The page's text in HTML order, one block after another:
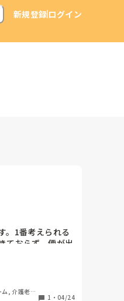
新規登録ログイン
。1番考えられる
ておらず、便が出
くらいしかない
てしまうので、
, 介護老人
1 ・ 04/24